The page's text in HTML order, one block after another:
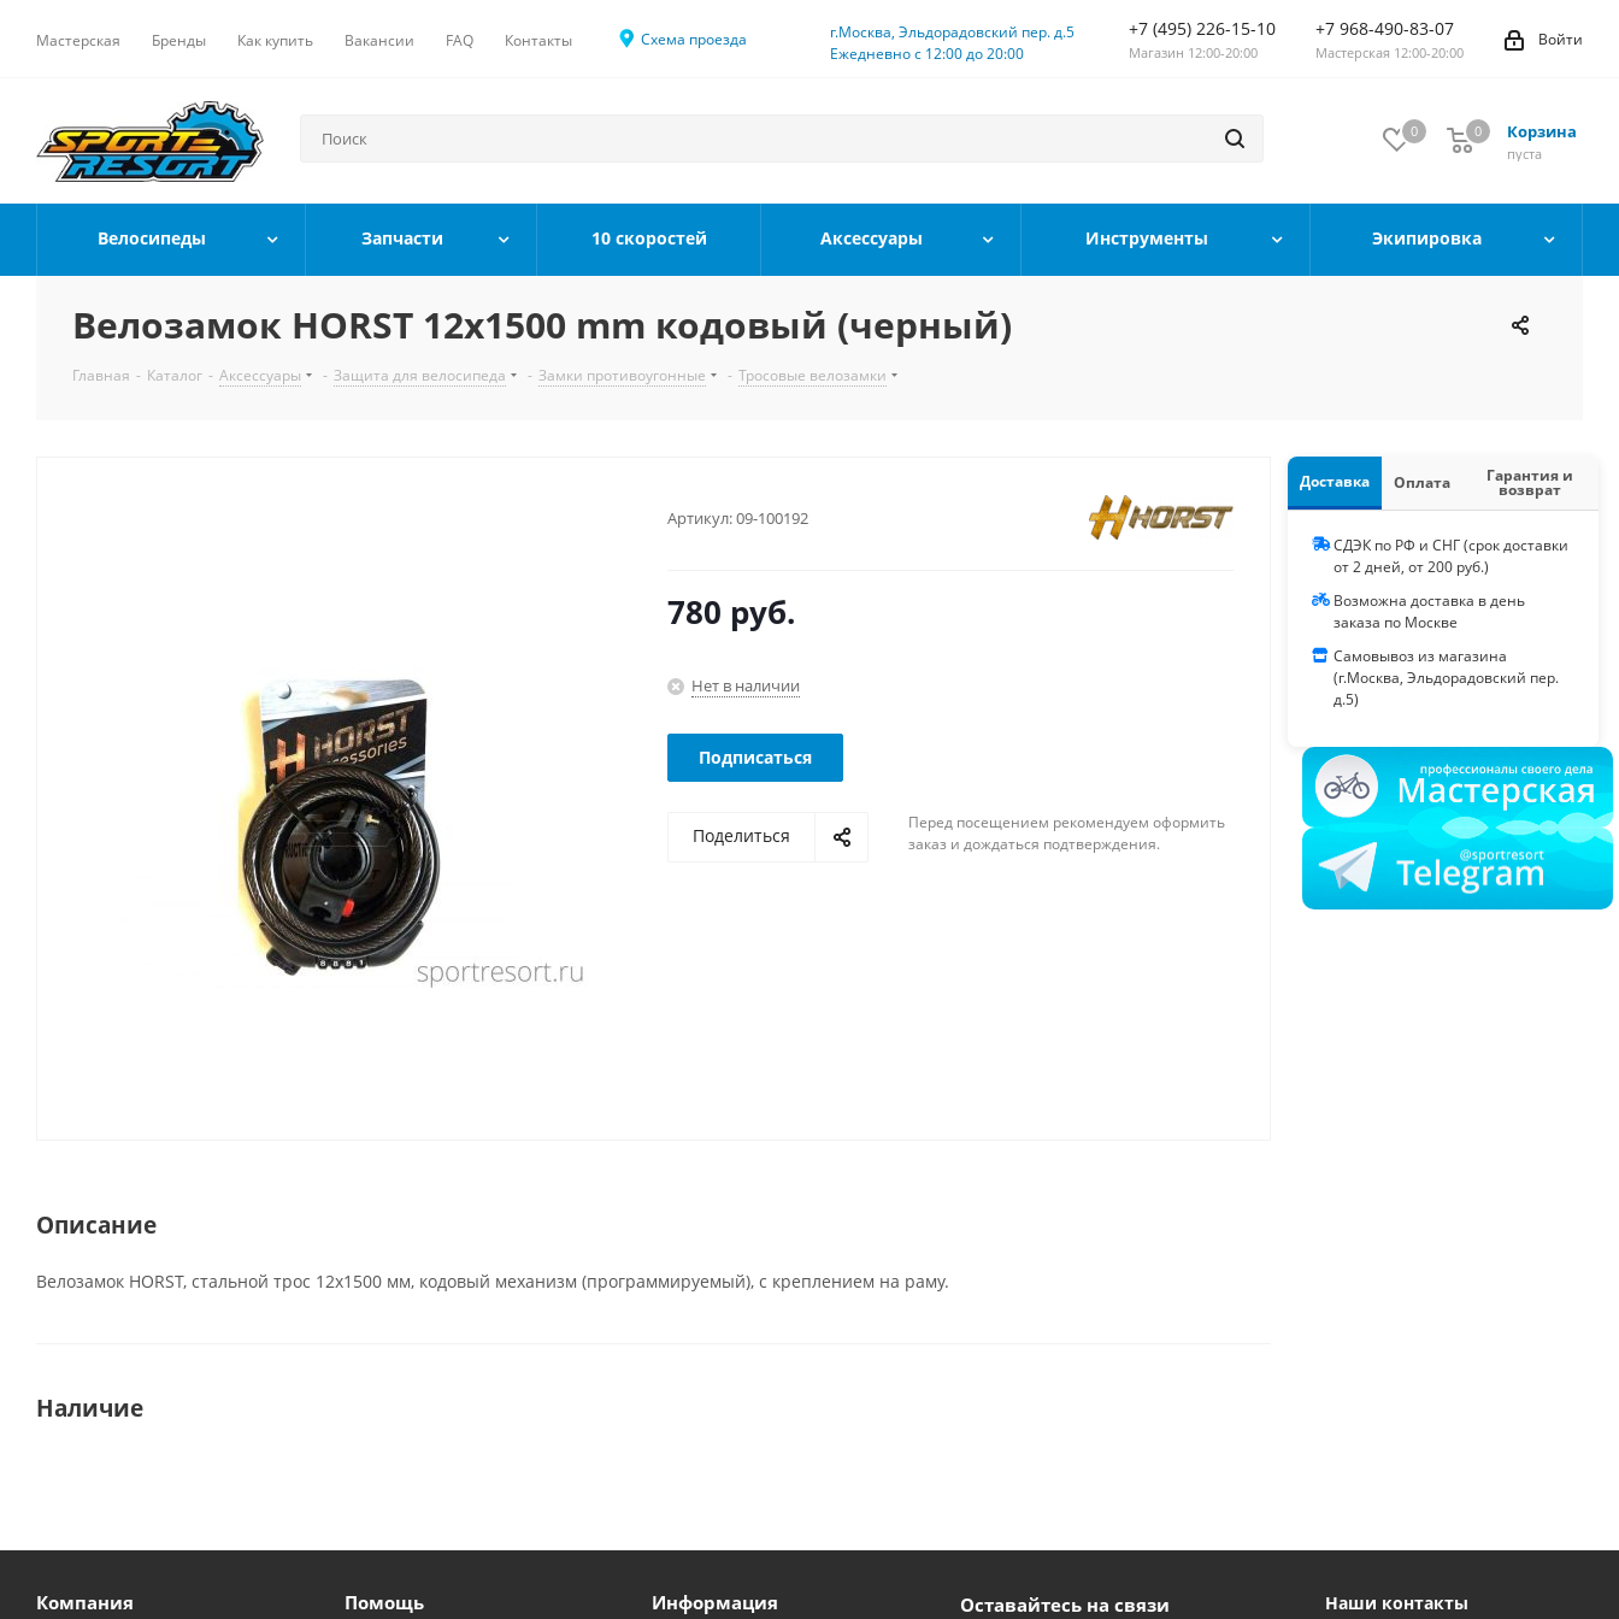
Мастерская Бренды Как купить Вакансии FAQ Контакты Схема проезда
г.Москва, Эльдорадовский пер. д.5
Ежедневно с 12:00 до 20:00
+7 (495) 226-15-10
Магазин 12:00-20:00
+7 968-490-83-07
Мастерская 12:00-20:00
Войти
0 Корзина
0
пуста
0
Велосипеды Запчасти 10 скоростей Аксессуары Инструменты Экипировка
Велозамок HORST 12x1500 mm кодовый (черный)
Главная - Каталог - Аксессуары - Защита для велосипеда - Замки противоугонные - Тросовые велозамки
Артикул:09-100192
780 руб.
Нет в наличии
Подписаться
Поделиться
Перед посещением рекомендуем оформить
заказ и дождаться подтверждения.
Описание
Велозамок HORST, стальной трос 12x1500 мм, кодовый механизм (программируемый), с креплением на раму.
Наличие
Доставка Оплата Гарантия и
возврат
СДЭК по РФ и СНГ (срок доставки
от 2 дней, от 200 руб.)
Возможна доставка в день
заказа по Москве
Самовывоз из магазина
(г.Москва, Эльдорадовский пер.
д.5)
Компания Помощь Информация Оставайтесь на связи Наши контакты